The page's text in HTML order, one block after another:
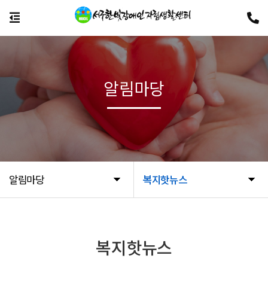
알림마당 복지핫뉴스
알림마당
복지핫뉴스